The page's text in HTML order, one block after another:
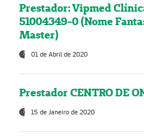
Prestador: Vipmed
51004349-0 (Nome
Master)
01 de Abril de 2020
Prestador CENTRO DE
15 de Janeiro de 2020